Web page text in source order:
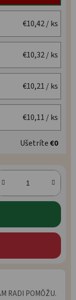
€10,42/ ks
€10,32/ ks
€10,21 / ks
€10,11 / ks
Ušetríte€0
RADI POMÔŽU.